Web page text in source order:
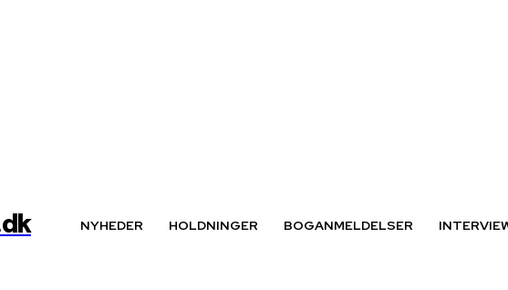
NYHEDER HOLDNINGER BOGANMELDELSER